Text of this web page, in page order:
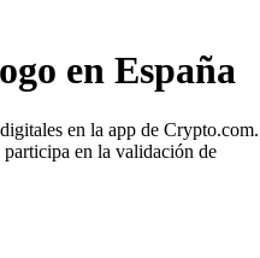
en España
en la app de Crypto.com.
en la validación de